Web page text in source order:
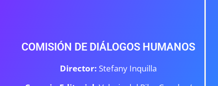
COMISIÓN DE DIÁLOGOS HUMANOS
Director: Stefany Inquilla